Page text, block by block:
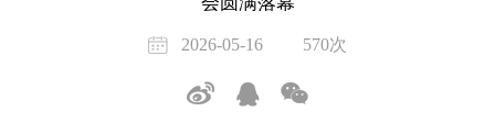
2026-05-16 570次